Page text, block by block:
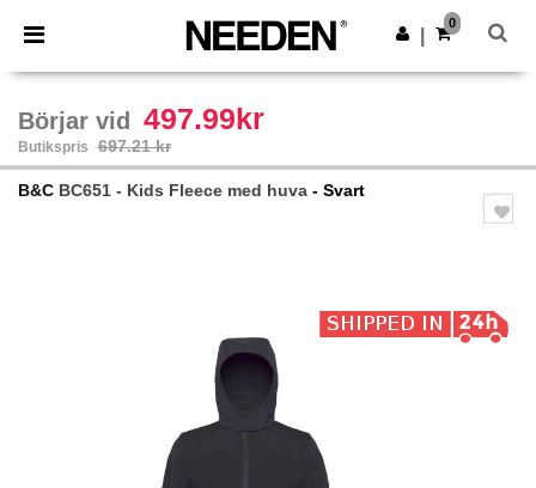
× Needen-app
Bättre priser i appen!
Hämta app
0
Börjar vid 497.99kr
Butikspris 697.21 kr
B&C BC651 - Kids Fleece med huva - Svart